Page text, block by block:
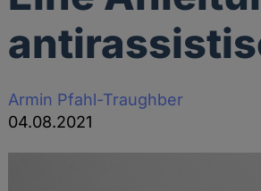
Armin Pfahl-Traughber
04.08.2021